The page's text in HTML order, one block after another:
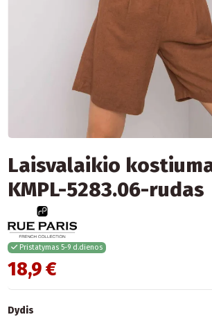
Laisvalaikio
KMPL-5283.06-rudas
Pristatymas 5-9 d.dienos
18,9 €
Dydis